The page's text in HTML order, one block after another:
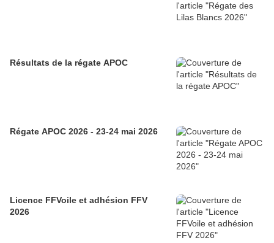
Résultats de la régate APOC
Régate APOC 2026 - 23-24 mai 2026
Licence FFVoile et adhésion FFV
2026